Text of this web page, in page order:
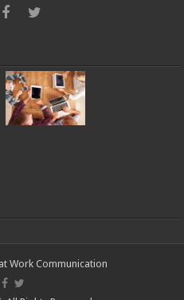
Work Communication